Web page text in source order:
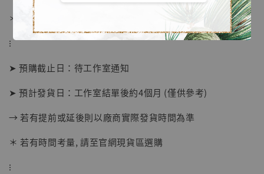
＊ 刷卡免手續費
⁝
➤ 預購截止日：待工作室通知
➤ 預計發貨日：工作室結單後約4個月 (僅供參考)
→ 若有提前或延後則以廠商實際發貨時間為準
＊ 若有時間考量, 請至官網現貨區選購
⁝